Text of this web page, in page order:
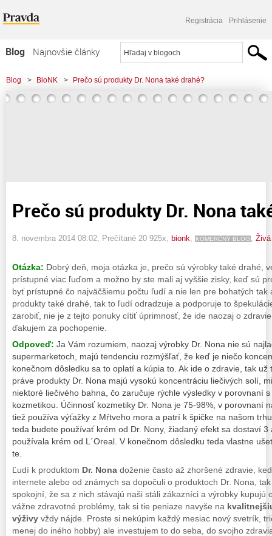
Registrácia Prihlásenie
Blog
Najnovšie články
Najčítanejšie články
Najkomentovanejšie články
Blog > BioNK > Prečo sú produkty Dr. Nona také drahé?
Prečo sú produkty Dr. Nona
8. novembra 2014 08:02 , Prečítané 20 925x, bionk KOMERČNÝ BLOG
Otázka: Dobrý deň, moja otázka je, prečo sú výrobky také drahé,
prístupné viac ľuďom a možno by ste mali aj vyššie zisky, keď sú
byť prístupné čo najväčšiemu počtu ľudí a nie len pre bohatých tak
produkty také drahé, tak to ľudí odradzuje a podporuje to
zarobiť, nie je z tejto ponuky cítiť úprimnosť, že ide naozaj o
ďakujem za pochopenie.
Odpoveď: Ja Vám rozumiem, naozaj výrobky Dr. Nona nie sú
supermarketoch, majú tendenciu rozmýšľať, že keď je niečo
konečnom dôsledku sa to oplatí a kúpia to. Ak ide o zdravie, tak
práve produkty Dr. Nona majú vysokú koncentráciu liečivých solí,
niektoré liečivého bahna, čo zaručuje rýchle výsledky v porovnaní
kozmetikou. Účinnosť kozmetiky Dr. Nona je 75-98%, v porovnaní
tiež používa výťažky z Mŕtveho mora a patrí k špičke na našom
teda budete používať krém od Dr. Nony, žiadaný efekt sa dostaví
používala krém od L´Oreal. V konečnom dôsledku teda vlastne
te.
Ľudí k produktom Dr. Nona doženie často až zhoršené zdravie,
internete alebo od známych sa dopočuli o produktoch Dr. Nona,
spokojní, že sa z nich stávajú naši stáli zákazníci a výrobky kupujú
vážne zdravotné problémy, tak si tie peniaze navyše na
výživy vždy nájde. Proste si nekúpim každý mesiac nový svetrík,
menej do iného hobby) ale investujem to do seba, do svojho